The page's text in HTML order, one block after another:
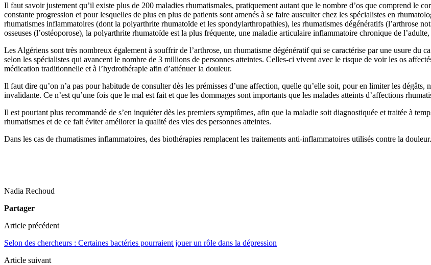
Il faut savoir justement qu’il existe plus de 200 maladies rhumatismales, pratiquement autant que le nombre d’os que comprend le
constante progression et pour lesquelles de plus en plus de patients sont amenés à se faire ausculter chez les spécialistes en
rhumatismes inflammatoires (dont la polyarthrite rhumatoïde et les spondylarthropathies), les rhumatismes dégénératifs (l’arthrose
osseuses (l’ostéoporose), la polyarthrite rhumatoïde est la plus fréquente, une maladie articulaire inflammatoire chronique de
Les Algériens sont très nombreux également à souffrir de l’arthrose, un rhumatisme dégénératif qui se caractérise par une usure du
selon les spécialistes qui avancent le nombre de 3 millions de personnes atteintes. Celles-ci vivent avec le risque de voir les os
médication traditionnelle et à l’hydrothérapie afin d’atténuer la douleur.
Il faut dire qu’on n’a pas pour habitude de consulter dès les prémisses d’une affection, quelle qu’elle soit, pour en limiter les
invalidante. Ce n’est qu’une fois que le mal est fait et que les dommages sont importants que les malades atteints d’affections
Il est pourtant plus recommandé de s’en inquiéter dès les premiers symptômes, afin que la maladie soit diagnostiquée et traitée à
rhumatismes et de ce fait éviter améliorer la qualité des vies des personnes atteintes.
Dans les cas de rhumatismes inflammatoires, des biothérapies remplacent les traitements anti-inflammatoires utilisés contre la douleur.
Nadia Rechoud
Partager
Article précédent
Selon des chercheurs : Certaines bactéries pourraient jouer un rôle dans la dépression
Article suivant